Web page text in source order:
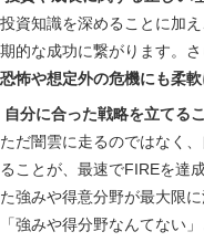
投資知識を深めることに加
期的な成功に繋がります。
恐怖や想定外の危機にも柔
自分に合った戦略を立てる
ただ闇雲に走るのではなく、
ることが、最速でFIREを達
た強みや得意分野が最大限
「強みや得分野なんてない